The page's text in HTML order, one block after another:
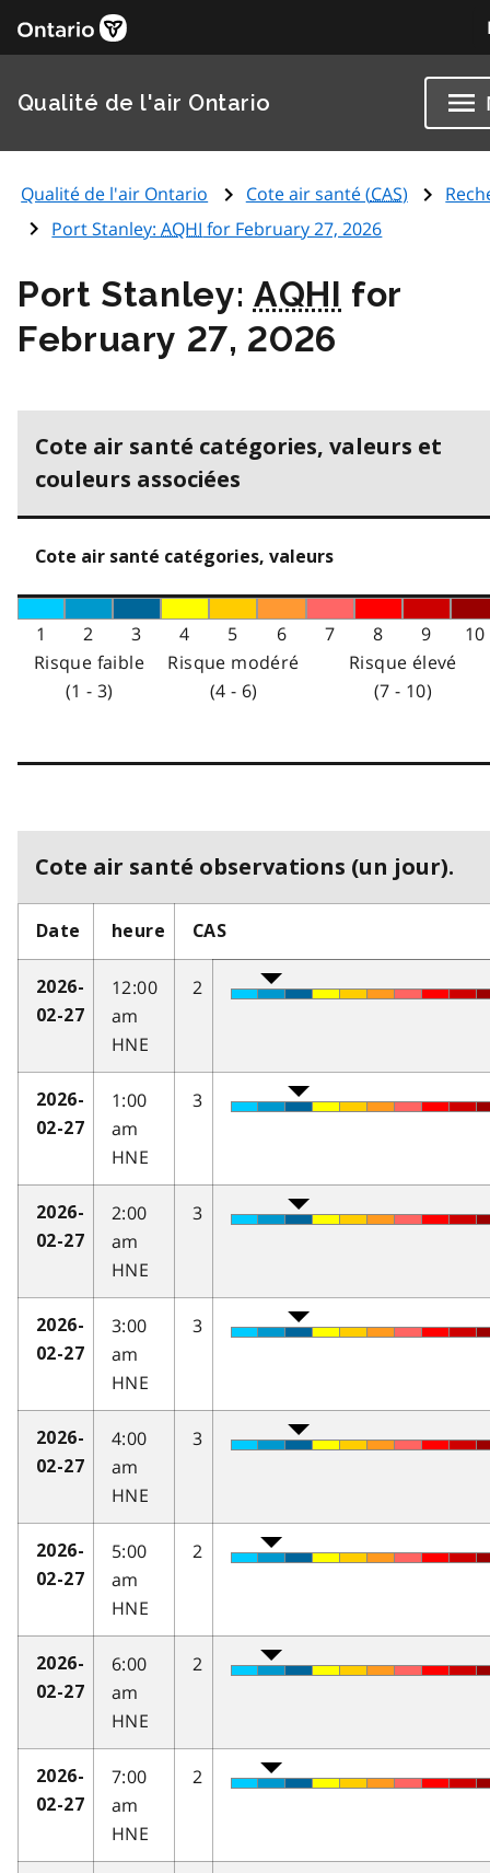
Qualité de l'air Ontario
Qualité de l'air Ontario Cote air santé (CAS)
Port Stanley:AQHI for February 27, 2026
Port Stanley: AQHI for
February 27, 2026
Cote air santé catégories, valeurs et
couleurs associées
Cote air santé catégories, valeurs
1 2 3 4 5 6 7 8 9
10
Risque faible
(1 - 3)
Risque modéré
(4 - 6)
Risque élevé
(7 - 10)
Cote air santé observations (un jour).
Date heure CAS
2026-
02-27
12:00
am
HNE
2
2026-
02-27
1:00
am
HNE
3
2026-
02-27
2:00
am
HNE
3
2026-
02-27
3:00
am
HNE
3
2026-
02-27
4:00
am
HNE
3
2026-
02-27
5:00
am
HNE
2
2026-
02-27
6:00
am
HNE
2
2026-
02-27
7:00
am
HNE
2